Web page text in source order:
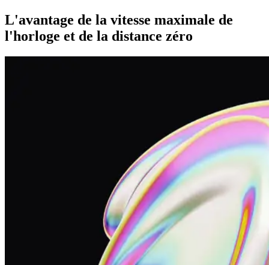
L'avantage de la vitesse maximale de
l'horloge et de la distance zéro